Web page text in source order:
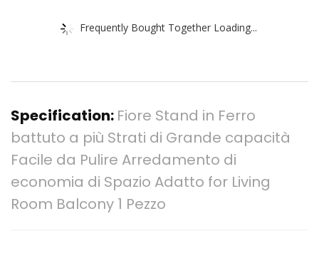
Frequently Bought Together Loading...
Specification: Fiore Stand in Ferro
battuto a più Strati di Grande capacità
Facile da Pulire Arredamento di
economia di Spazio Adatto for Living
Room Balcony 1 Pezzo